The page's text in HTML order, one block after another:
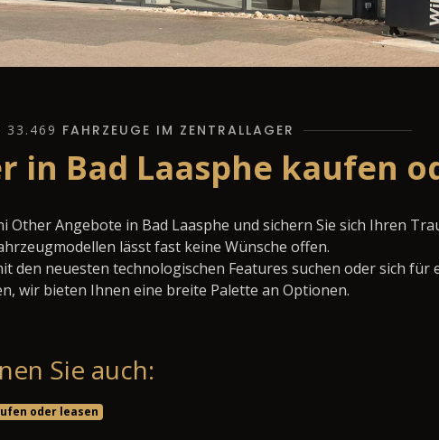
33.469 FAHRZEUGE IM ZENTRALLAGER
in Bad Laasphe kaufen
Other Angebote in Bad Laasphe und sichern Sie sich Ihren
lässt fast keine Wünsche offen.
den neuesten technologischen Features suchen oder sich
wir bieten Ihnen eine breite Palette an Optionen.
Sie auch:
oder leasen